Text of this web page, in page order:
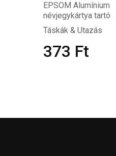
EPSOM Alumínium
névjegykártya tartó
Táskák & Utazás
373 Ft